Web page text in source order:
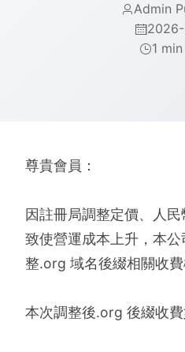
Admin
1
尊貴會員：
因註冊局調整定價、人
致使營運成本上升，本
整.org 域名後綴相關收費
本次調整後.org 後綴收費